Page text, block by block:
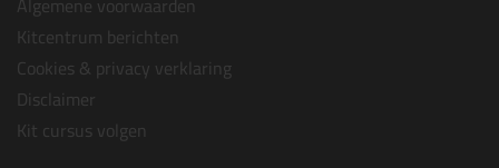
Kitcentrum berichten
Cookies & privacy verklaring
Disclaimer
Kit cursus volgen